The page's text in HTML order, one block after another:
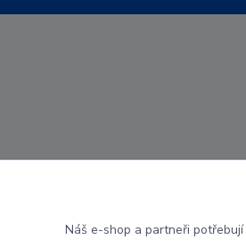
Náš e-shop a partneři potřebují